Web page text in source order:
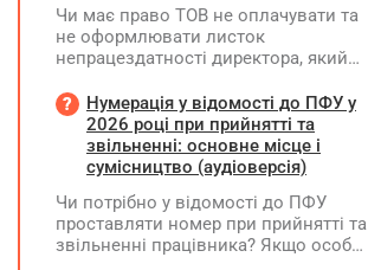
Чи має право ТОВ не оплачувати та
не оформлювати листок
непрацездатності директора, який
збереження заробітної плати під час
призупинення діяльності
підприємства?
Нумерація у відомості до ПФУ у
2026 році при прийнятті та
звільненні: основне місце і
сумісництво (аудіоверсія)
Чи потрібно у відомості до ПФУ
проставляти номер при прийнятті та
звільненні працівника? Якщо особа